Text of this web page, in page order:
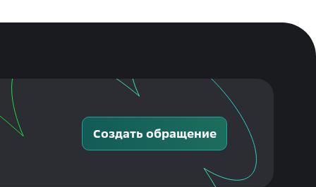
Создать обращение